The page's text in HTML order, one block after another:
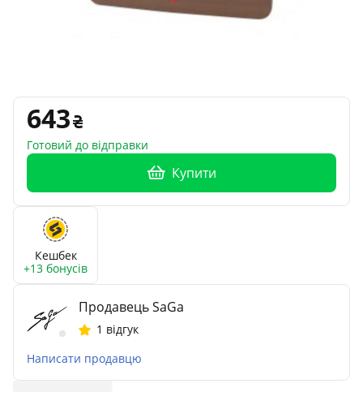
643
Готовий до відправки
Купити
Кешбек
+13 бонусів
Продавець SaGa
1 відгук
Написати продавцю